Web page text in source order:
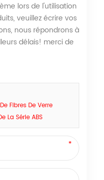
lors de l'utilisation
veuillez écrire vos
nous répondrons à
délais! merci de
Fibres De Verre
La Série ABS